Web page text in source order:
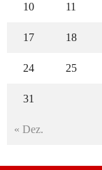
« Dez.
10 11
17 18
24 25
31